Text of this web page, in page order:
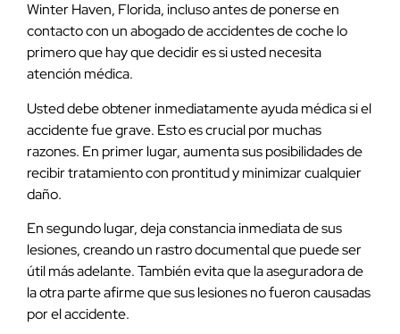
Winter Haven, Florida, incluso antes de ponerse en
contacto con un abogado de accidentes de coche lo
primero que hay que decidir es si usted necesita
atención médica.
Usted debe obtener inmediatamente ayuda médica si el
accidente fue grave. Esto es crucial por muchas
razones. En primer lugar, aumenta sus posibilidades de
recibir tratamiento con prontitud y minimizar cualquier
daño.
En segundo lugar, deja constancia inmediata de sus
lesiones, creando un rastro documental que puede ser
útil más adelante. También evita que la aseguradora de
la otra parte afirme que sus lesiones no fueron causadas
por el accidente.